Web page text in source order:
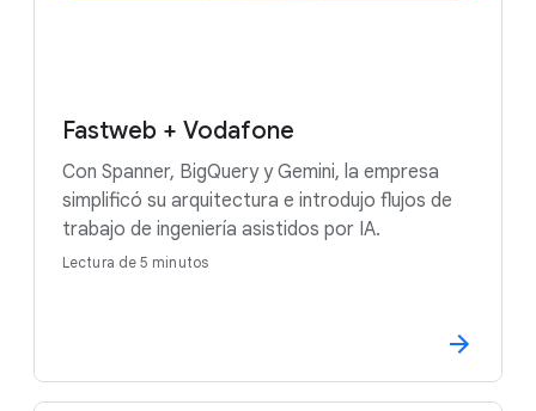
Fastweb + Vodafone
Con Spanner, BigQuery y Gemini, la empresa
simplificó su arquitectura e introdujo flujos de
trabajo de ingeniería asistidos por IA.
Lectura de 5 minutos